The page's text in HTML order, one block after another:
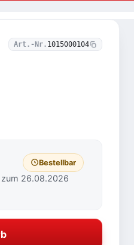
Art.-Nr. 1015000104
Bestellbar
zum 26.08.2026